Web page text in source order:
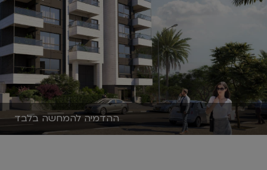
ההדמיה להמחשה בלבד